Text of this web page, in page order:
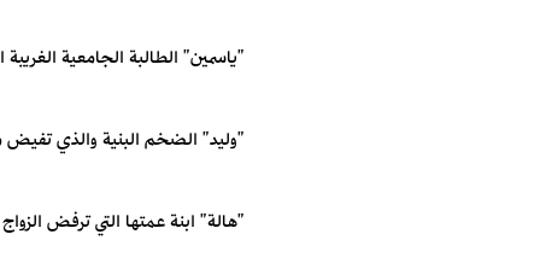
"ياسمين" الطالبة الجامعية
"وليد" الضخم البنية والذي
"هالة" ابنة عمتها التي ترفض